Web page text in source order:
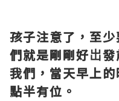
孩子注意了，至
們就是剛剛好岀
我們，當天早上
點半有位。